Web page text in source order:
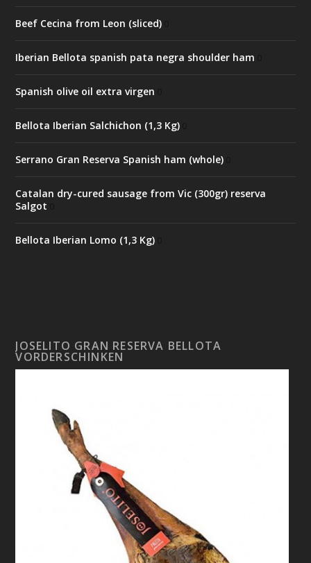
Beef Cecina from Leon (sliced)
Iberian Bellota spanish pata negra shoulder ham
Spanish olive oil extra virgen
Bellota Iberian Salchichon (1,3 Kg)
Serrano Gran Reserva Spanish ham (whole)
Catalan dry-cured sausage from Vic (300gr) reserva
Salgot
Bellota Iberian Lomo (1,3 Kg)
JOSELITO GRAN RESERVA BELLOTA
VORDERSCHINKEN